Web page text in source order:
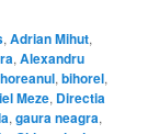
,Adrian Mihut,
,Alexandru
,bihorel,
Meze, Directia
,gaura neagra,